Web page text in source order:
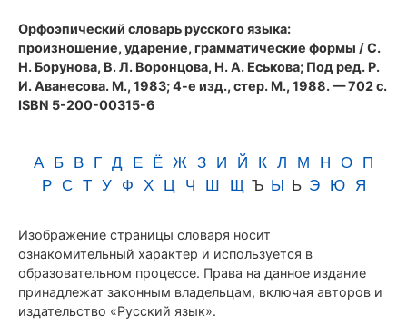
Орфоэпический словарь русского языка:
произношение, ударение, грамматические формы / С.
Н. Борунова, В. Л. Воронцова, Н. А. Еськова; Под ред. Р.
И. Аванесова. М., 1983; 4-е изд., стер. М., 1988. — 702 с.
ISBN 5-200-00315-6
А Б В Г Д Е Ё Ж З И Й К Л М Н О П
Р С Т У Ф Х Ц Ч Ш Щ Ъ Ы Ь Э Ю Я
Изображение страницы словаря носит
ознакомительный характер и используется в
образовательном процессе. Права на данное издание
принадлежат законным владельцам, включая авторов и
издательство «Русский язык».